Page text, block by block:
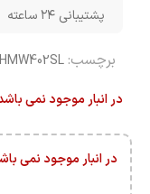
پشتیبانی ۲۴ ساعته
برچسب: HMW402SL
در انبار موجود نمی
در انبار موجود نمی